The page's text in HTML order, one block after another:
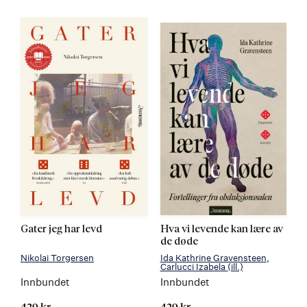
Gater jeg har levd
Nikolai Torgersen
Innbundet
Hva vi levende kan lære av
de døde
Ida Kathrine Gravensteen
Carlucci Izabela(ill.)
Innbundet